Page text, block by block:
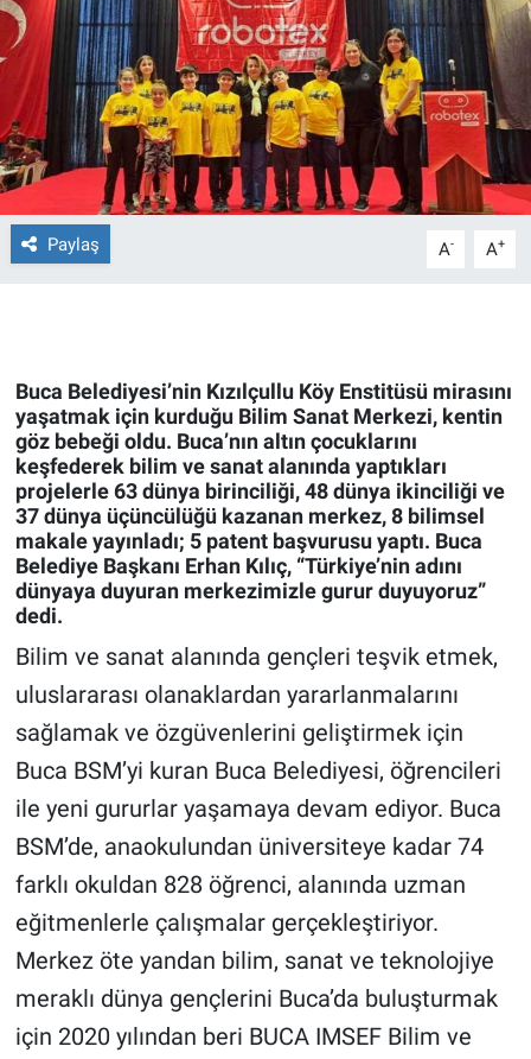
Paylaş A- A+
Buca Belediyesi’nin Kızılçullu Köy Enstitüsü mirasını
yaşatmak için kurduğu Bilim Sanat Merkezi, kentin
göz bebeği oldu. Buca’nın altın çocuklarını
keşfederek bilim ve sanat alanında yaptıkları
projelerle 63 dünya birinciliği, 48 dünya ikinciliği ve
37 dünya üçüncülüğü kazanan merkez, 8 bilimsel
makale yayınladı; 5 patent başvurusu yaptı. Buca
Belediye Başkanı Erhan Kılıç, “Türkiye’nin adını
dünyaya duyuran merkezimizle gurur duyuyoruz”
dedi.
Bilim ve sanat alanında gençleri teşvik etmek,
uluslararası olanaklardan yararlanmalarını
sağlamak ve özgüvenlerini geliştirmek için
Buca BSM’yi kuran Buca Belediyesi, öğrencileri
ile yeni gururlar yaşamaya devam ediyor. Buca
BSM’de, anaokulundan üniversiteye kadar 74
farklı okuldan 828 öğrenci, alanında uzman
eğitmenlerle çalışmalar gerçekleştiriyor.
Merkez öte yandan bilim, sanat ve teknolojiye
meraklı dünya gençlerini Buca’da buluşturmak
için 2020 yılından beri BUCA IMSEF Bilim ve
Ege'den Esintiler
Eğitim
Eğlence
Ekonomi
Gün Başlıyor
Gün Bitiyor
Gün Ortası
Gündem Özel
Günün görüntüsü
Haber
İlan
Kimdir
Koronavirüs
Kültür Sanat
Ne demişti
İletişim